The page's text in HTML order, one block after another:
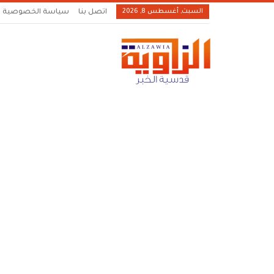
السبت, أغسطس 8, 2026 اتصل بنا سياسة الخصوصية